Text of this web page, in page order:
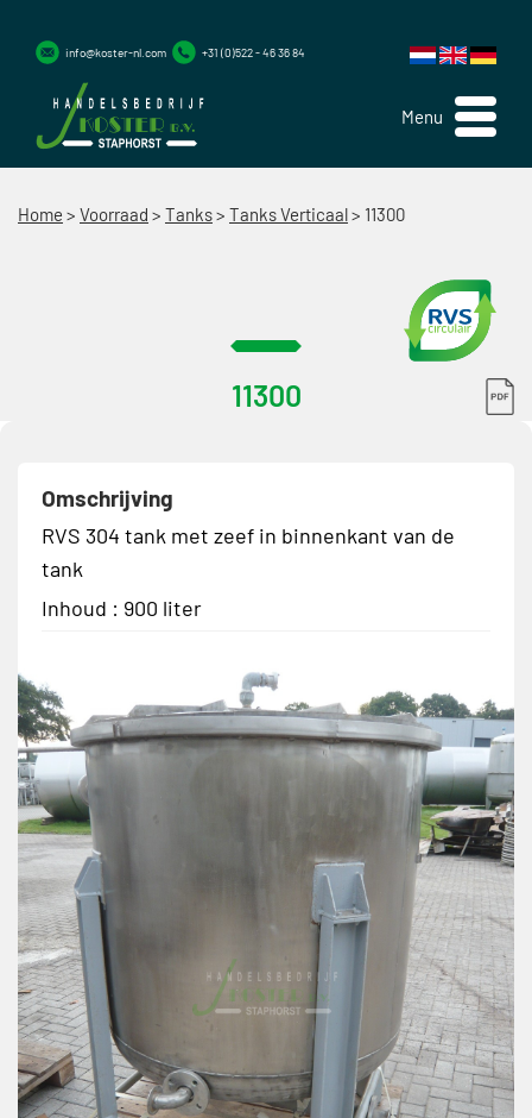
Menu
info@koster-nl.com +31 (0)522 - 46 36 84
Home > Voorraad > Tanks> Tanks Verticaal> 11300
11300
Omschrijving
RVS 304 tank met zeef in binnenkant van de
tank
Inhoud : 900 liter